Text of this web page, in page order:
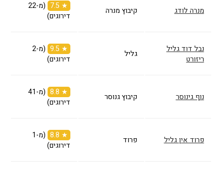
מנרה לודג קיבוץ מנרה ★ 7.5
(מ-22
דירוגים)
נבל דוד גליל
ריזורט
גליל ★ 9.5
(מ-2
דירוגים)
נוף גינוסר קיבוץ גנוסר ★ 8.8
(מ-41
דירוגים)
פרוד אין גליל פרוד ★ 8.8
(מ-1
דירוגים)